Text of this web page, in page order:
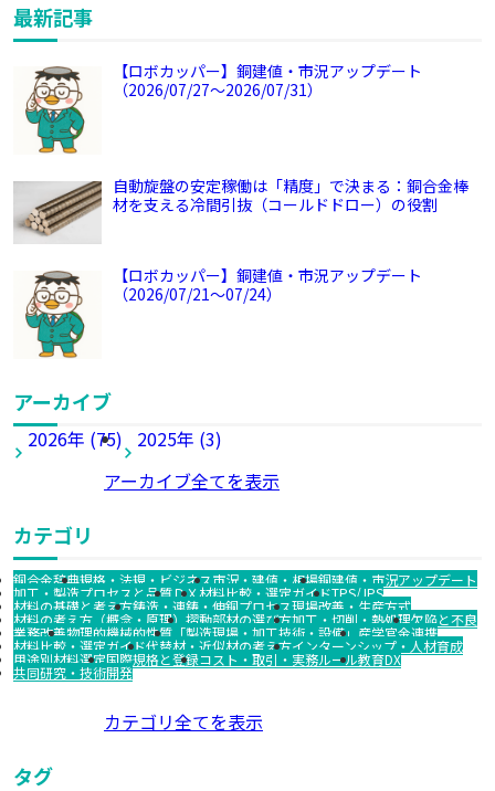
最新記事
【ロボカッパー】銅建値・市況アップデート
（2026/07/27～2026/07/31）
自動旋盤の安定稼働は「精度」で決まる：銅合金棒
材を支える冷間引抜（コールドドロー）の役割
【ロボカッパー】銅建値・市況アップデート
（2026/07/21～07/24）
アーカイブ
2026年 (75)
2025年 (3)
アーカイブ全てを表示
カテゴリ
銅合金辞典規格・法規・ビジネス市況・建値・相場銅建値・市況アップデート
加工・製造プロセスと品質ＤＸ材料比較・選定ガイドTPS/JPS
材料の基礎と考え方鋳造・連鋳・伸銅プロセス現場改善・生産方式
材料の考え方（概念・原理） 摺動部材の選び方加工・切削・熱処理欠陥と不良
業務改善物理的機械的性質 「製造現場・加工技術・設備」 産学官金連携
材料比較・選定ガイド代替材・近似材の考え方インターンシップ・人材育成
用途別材料選定国際規格と登録コスト・取引・実務ルール教育DX
共同研究・技術開発
カテゴリ全てを表示
タグ